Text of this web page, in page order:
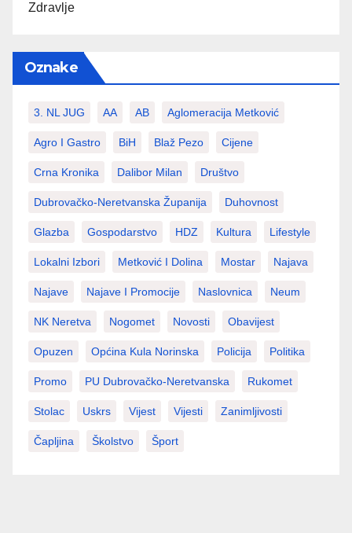
Zdravlje
Oznake
3. NL JUG AA AB Aglomeracija Metković
Agro I Gastro BiH Blaž Pezo Cijene
Crna Kronika Dalibor Milan Društvo
Dubrovačko-Neretvanska Županija Duhovnost
Glazba Gospodarstvo HDZ Kultura Lifestyle
Lokalni Izbori Metković I Dolina Mostar Najava
Najave Najave I Promocije Naslovnica Neum
NK Neretva Nogomet Novosti Obavijest
Opuzen Općina Kula Norinska Policija Politika
Promo PU Dubrovačko-Neretvanska Rukomet
Stolac Uskrs Vijest Vijesti Zanimljivosti
Čapljina Školstvo Šport